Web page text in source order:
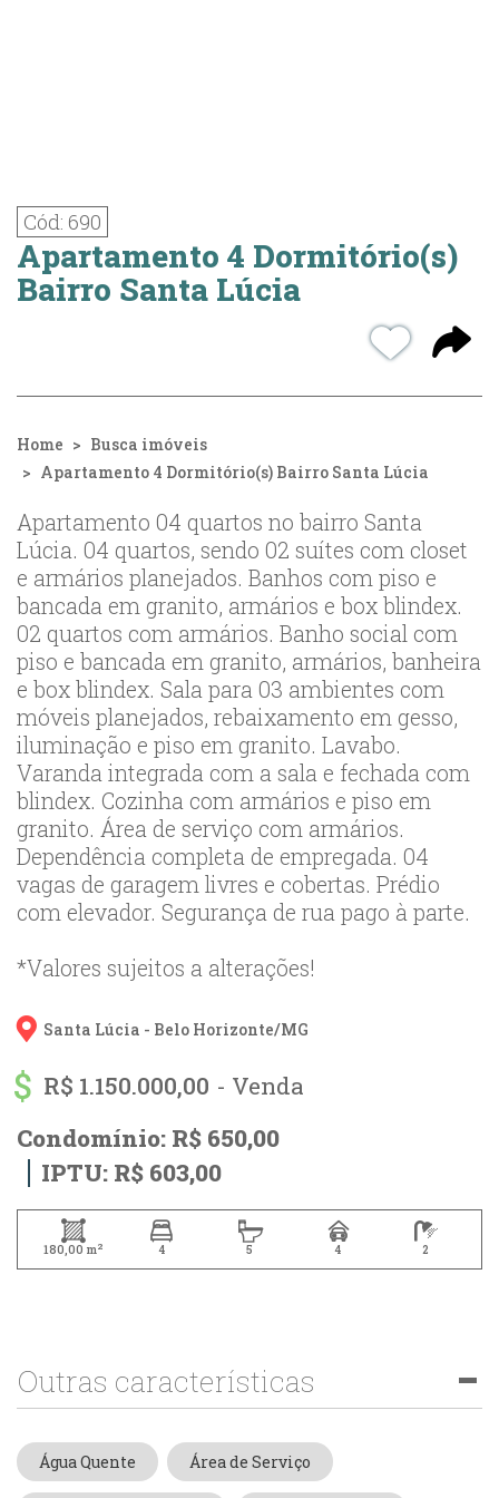
Cód: 690
Apartamento 4 Dormitório(s)
Bairro Santa Lúcia
Home
Busca imóveis
Apartamento 4 Dormitório(s) Bairro Santa Lúcia
Apartamento 04 quartos no bairro Santa
Lúcia. 04 quartos, sendo 02 suítes com closet
e armários planejados. Banhos com piso e
bancada em granito, armários e box blindex.
02 quartos com armários. Banho social com
piso e bancada em granito, armários, banheira
e box blindex. Sala para 03 ambientes com
móveis planejados, rebaixamento em gesso,
iluminação e piso em granito. Lavabo.
Varanda integrada com a sala e fechada com
blindex. Cozinha com armários e piso em
granito. Área de serviço com armários.
Dependência completa de empregada. 04
vagas de garagem livres e cobertas. Prédio
com elevador. Segurança de rua pago à parte.
*Valores sujeitos a alterações!
Santa Lúcia - Belo Horizonte/MG
R$ 1.150.000,00 - Venda
Condomínio: R$ 650,00
IPTU: R$ 603,00
180,00 m2 4 5 4 2
Outras características
Água Quente Área de Serviço